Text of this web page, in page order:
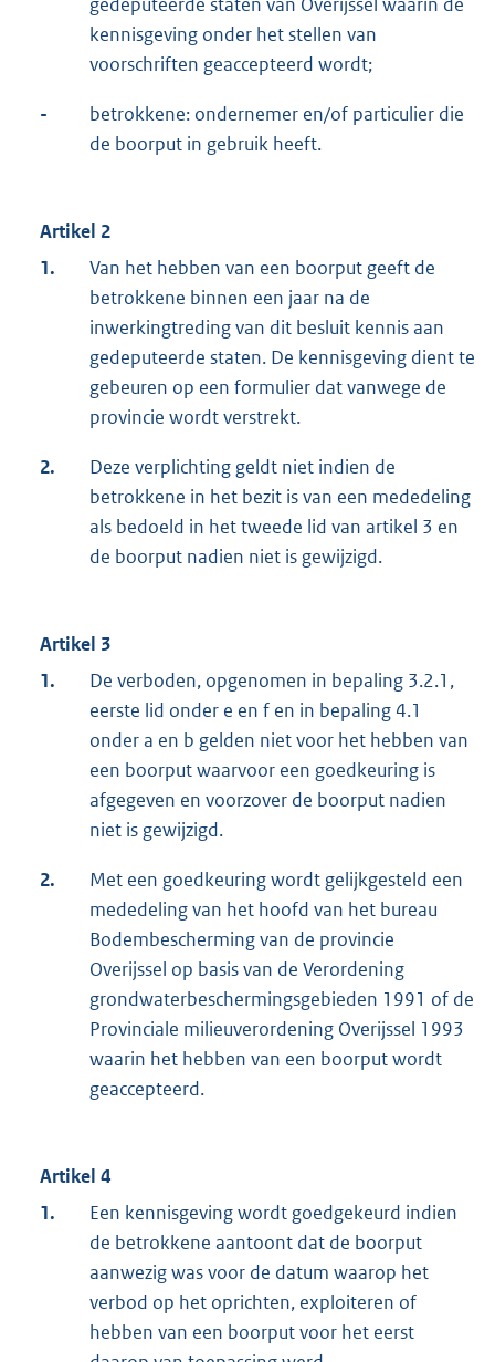
gedeputeerde staten van Overijssel waarin de
kennisgeving onder het stellen van
voorschriften geaccepteerd wordt;
-
betrokkene: ondernemer en/of particulier die
de boorput in gebruik heeft.
Artikel 2
1.
Van het hebben van een boorput geeft de
betrokkene binnen een jaar na de
inwerkingtreding van dit besluit kennis aan
gedeputeerde staten. De kennisgeving dient te
gebeuren op een formulier dat vanwege de
provincie wordt verstrekt.
2.
Deze verplichting geldt niet indien de
betrokkene in het bezit is van een mededeling
als bedoeld in het tweede lid van artikel 3 en
de boorput nadien niet is gewijzigd.
Artikel 3
1.
De verboden, opgenomen in bepaling 3.2.1,
eerste lid onder e en f en in bepaling 4.1
onder a en b gelden niet voor het hebben van
een boorput waarvoor een goedkeuring is
afgegeven en voorzover de boorput nadien
niet is gewijzigd.
2.
Met een goedkeuring wordt gelijkgesteld een
mededeling van het hoofd van het bureau
Bodembescherming van de provincie
Overijssel op basis van de Verordening
grondwaterbeschermingsgebieden 1991 of de
Provinciale milieuverordening Overijssel 1993
waarin het hebben van een boorput wordt
geaccepteerd.
Artikel 4
1.
Een kennisgeving wordt goedgekeurd indien
de betrokkene aantoont dat de boorput
aanwezig was voor de datum waarop het
verbod op het oprichten, exploiteren of
hebben van een boorput voor het eerst